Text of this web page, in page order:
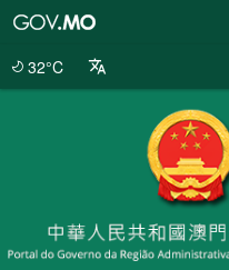
32°C